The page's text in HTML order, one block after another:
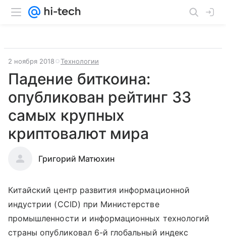
2 ноября 2018 Технологии
Падение биткоина:
опубликован рейтинг 33
самых крупных
криптовалют мира
Григорий Матюхин
Китайский центр развития информационной
индустрии (CCID) при Министерстве
промышленности и информационных технологий
страны опубликовал 6-й глобальный индекс